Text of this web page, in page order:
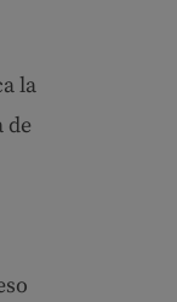
la
de